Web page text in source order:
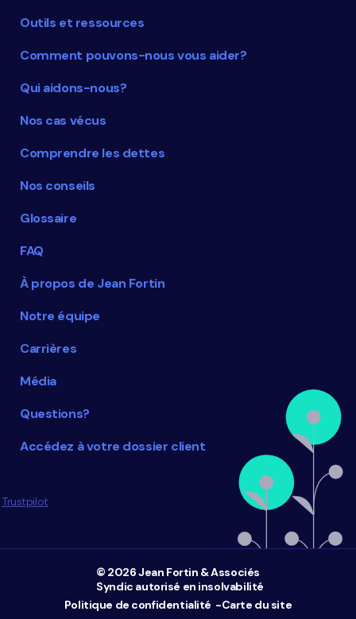
Outils et ressources
Comment pouvons-nous vous aider?
Qui aidons-nous?
Nos cas vécus
Comprendre les dettes
Nos conseils
Glossaire
FAQ
À propos de Jean Fortin
Notre équipe
Carrières
Média
Questions?
Accédez à votre dossier client
Trustpilot
© 2026 Jean Fortin & Associés
Syndic autorisé en insolvabilité
Politique de confidentialité
Carte du site